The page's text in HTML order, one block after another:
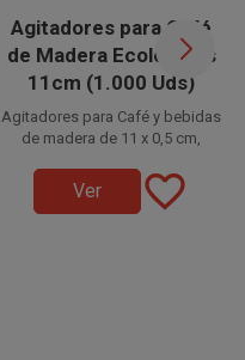
Agitadores para Café
de Madera Ecológicos
11cm (1.000 Uds)
Agitadores para Café y bebidas
de madera de 11 x 0,5 cm,
la mejor
elección ecológica para
Ver favorite_border